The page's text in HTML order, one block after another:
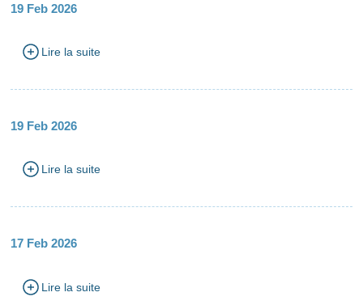
19 Feb 2026
Lire la suite
19 Feb 2026
Lire la suite
17 Feb 2026
Lire la suite